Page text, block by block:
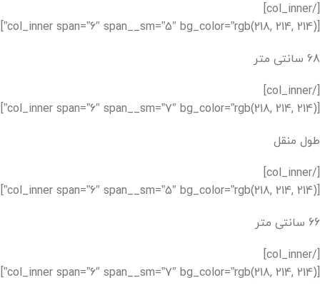
[/col_inner]
[col_inner span=”6″ span__sm=”5″ bg_color=”rgb(218, 214, 214)”]
68 سانتی متر
[/col_inner]
[col_inner span=”6″ span__sm=”7″ bg_color=”rgb(218, 214, 214)”]
طول منقل
[/col_inner]
[col_inner span=”6″ span__sm=”5″ bg_color=”rgb(218, 214, 214)”]
66 سانتی متر
[/col_inner]
[col_inner span=”6″ span__sm=”7″ bg_color=”rgb(218, 214, 214)”]